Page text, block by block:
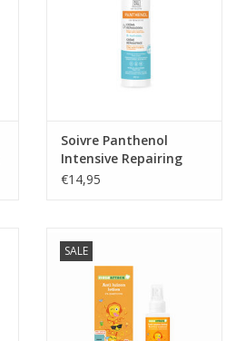
Soivre Panthenol
Intensive Repairing
Cream 6%
€14,95
SALE